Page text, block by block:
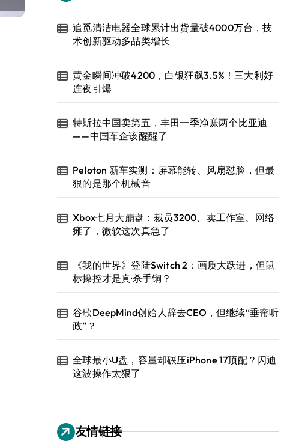
追觅清洁电器全球累计出货量破4000万台，技
术创新驱动多品类增长
黄金瞬间冲破4200，白银狂飙3.5%！三大利好
连夜引爆
特斯拉中国卖第五，丰田一季净赚两个比亚迪
——中国车企该醒醒了
Peloton 新车实测：屏幕能转、风扇怼脸，但最
狠的是那个机械音
Xbox七月大崩盘：裁员3200、卖工作室、网络
瘫了，微软这次真急了
《我的世界》登陆Switch 2：画质大跃进，但鼠
标操控才是真·杀手锏？
谷歌DeepMind创始人辞去CEO，但继续“垂帘听
政”？
全球最小U盘，容量却碾压iPhone 17顶配？闪迪
这波操作太狠了
友情链接